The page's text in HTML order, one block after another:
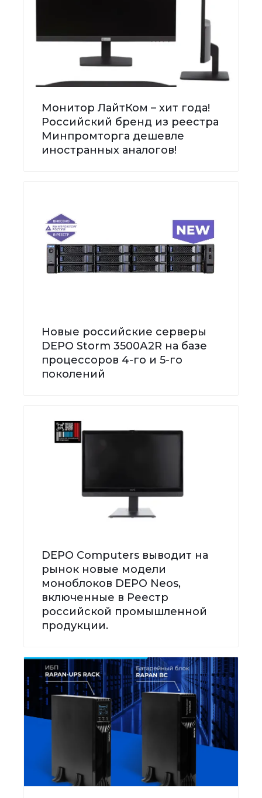
Монитор ЛайтКом – хит года!
Российский бренд из реестра
Минпромторга дешевле
иностранных аналогов!
Новые российские серверы
DEPO Storm 3500А2R на базе
процессоров 4-го и 5-го
поколений
DEPO Computers выводит на
рынок новые модели
моноблоков DEPO Neos,
включенные в Реестр
российской промышленной
продукции.